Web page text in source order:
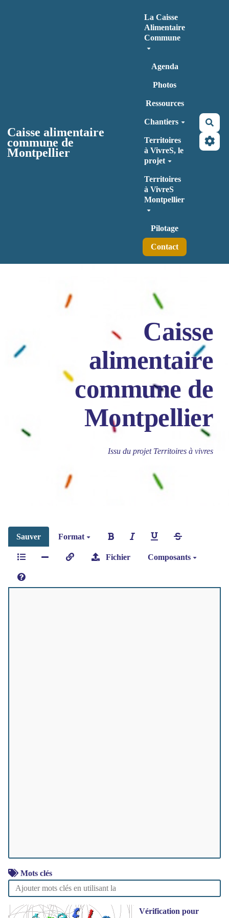
Caisse alimentaire
commune de
Montpellier
La Caisse
Alimentaire
Commune
Agenda
Photos
Ressources
Chantiers
Territoires
à VivreS, le
projet
Territoires
à VivreS
Montpellier
Pilotage
Contact
Caisse
alimentaire
commune de
Montpellier
Issu du projet Territoires à vivres
Sauver Format
Fichier Composants
Mots clés
Vérification pour